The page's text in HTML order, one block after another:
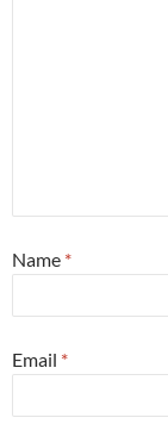
Name *
Email *